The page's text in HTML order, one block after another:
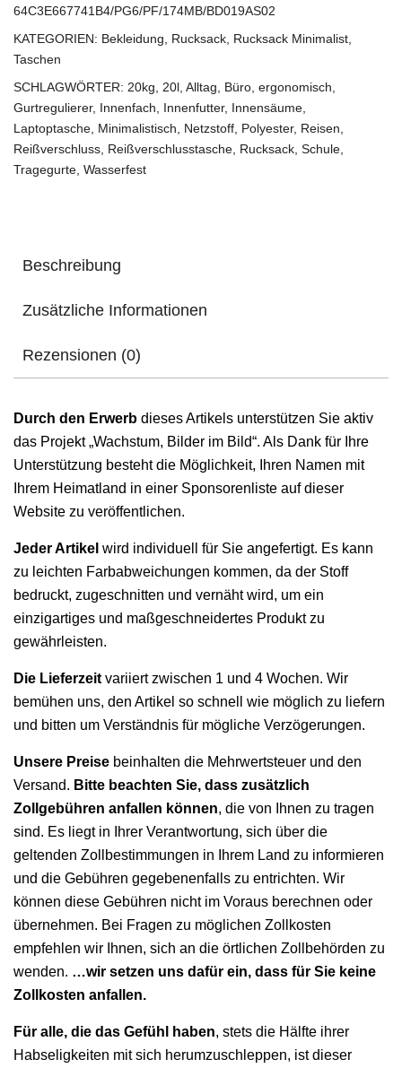
64C3E667741B4/PG6/PF/174MB/BD019AS02
KATEGORIEN: Bekleidung Rucksack Rucksack Minimalist
Taschen
SCHLAGWÖRTER: 20kg 20l Alltag Büro ergonomisch
Gurtregulierer, Innenfach Innenfutter, Innensäume
Laptoptasche Minimalistisch Netzstoff Polyester, Reisen
Reißverschluss Reißverschlusstasche Rucksack Schule
Tragegurte Wasserfest
Beschreibung
Zusätzliche Informationen
Rezensionen (0)
Durch den Erwerb dieses Artikels unterstützen Sie aktiv
das Projekt „Wachstum, Bilder im Bild“. Als Dank für Ihre
Unterstützung besteht die Möglichkeit, Ihren Namen mit
Ihrem Heimatland in einer Sponsorenliste auf dieser
Website zu veröffentlichen.
Jeder Artikel wird individuell für Sie angefertigt. Es kann
zu leichten Farbabweichungen kommen, da der Stoff
bedruckt, zugeschnitten und vernäht wird, um ein
einzigartiges und maßgeschneidertes Produkt zu
gewährleisten.
Die Lieferzeit variiert zwischen 1 und 4 Wochen. Wir
bemühen uns, den Artikel so schnell wie möglich zu liefern
und bitten um Verständnis für mögliche Verzögerungen.
Unsere Preise beinhalten die Mehrwertsteuer und den
Versand. Bitte beachten Sie, dass zusätzlich
Zollgebühren anfallen können, die von Ihnen zu tragen
sind. Es liegt in Ihrer Verantwortung, sich über die
geltenden Zollbestimmungen in Ihrem Land zu informieren
und die Gebühren gegebenenfalls zu entrichten. Wir
können diese Gebühren nicht im Voraus berechnen oder
übernehmen. Bei Fragen zu möglichen Zollkosten
empfehlen wir Ihnen, sich an die örtlichen Zollbehörden zu
wenden. …wir setzen uns dafür ein, dass für Sie keine
Zollkosten anfallen.
Für alle, die das Gefühl haben, stets die Hälfte ihrer
Habseligkeiten mit sich herumzuschleppen, ist dieser